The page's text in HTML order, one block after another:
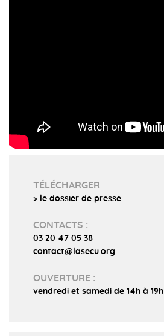
TÉLÉCHARGER
> le dossier de presse
CONTACTS :
03 20 47 05 38
contact@lasecu.org
OUVERTURE :
vendredi et samedi de 14h à 19h